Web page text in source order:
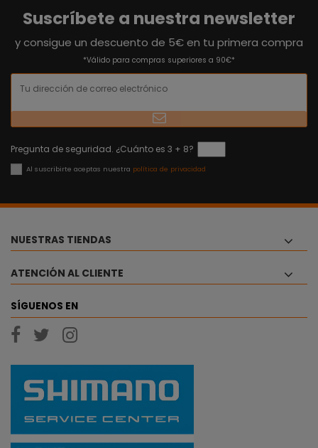
Suscríbete a nuestra newsletter
y consigue un descuento de 5€ en tu primera compra
*Válido para compras superiores a 90€*
Pregunta de seguridad. ¿Cuánto es 3 + 8?
Al suscribirte aceptas nuestra política de privacidad
NUESTRAS TIENDAS
ATENCIÓN AL CLIENTE
SÍGUENOS EN